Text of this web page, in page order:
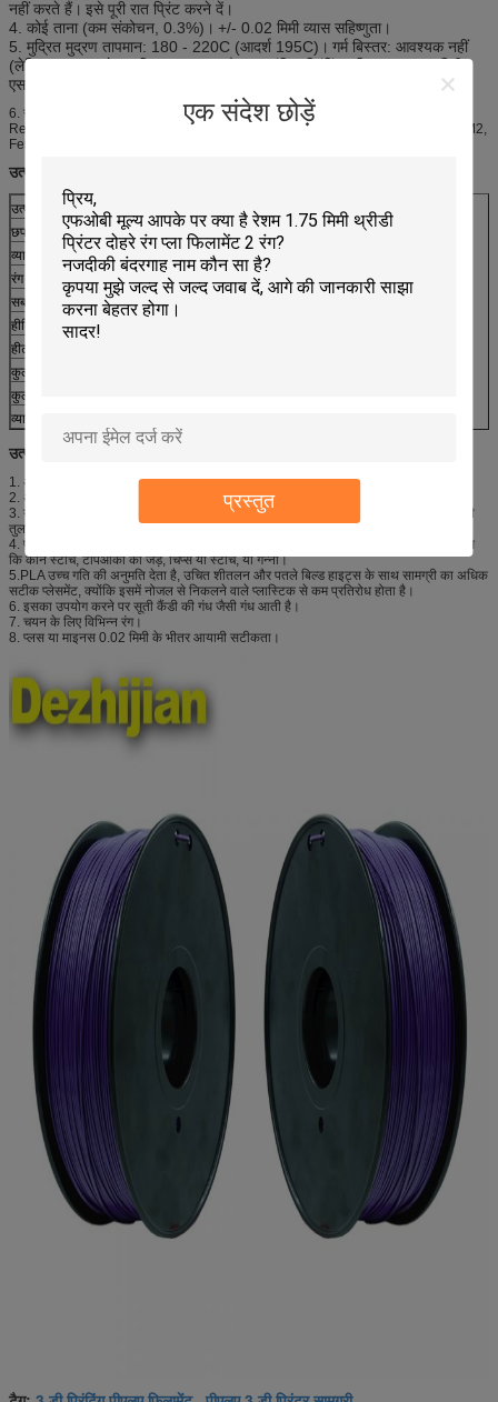
एक संदेश छोड़ें
प्रस्तुत
नहीं करते हैं। इसे पूरी रात प्रिंट करने दें।
4. कोई ताना (कम संकोचन, 0.3%)। +/- 0.02 मिमी व्यास सहिष्णुता।
5. मुद्रित मुद्रण तापमान: 180 - 220C (आदर्श 195C)। गर्म बिस्तर: आवश्यक नहीं
(लेकिन इसका इस्तेमाल किया जा सकता है), अनुशंसित प्रिंटिंग गति: 40 - 120 मिमी /
एस।
6. सबसे आम 3D प्रिंटर के लिए संगत जैसे ROBO 3D, Cubify, Leapfrog, MakerBot,
Reprap, Afinia, UP, Mendel, flashforge, Solidoodle 2, Printrbot LC, MakerG2 M2,
Felix, Reprap, Ultimaker और कोई भी अन्य 3D प्रिंटर
उत्पाद की जानकारी
उत्पाद पैरामीटर
छपाई का तापमान
180-220 ℃
व्यास
1.75 मिमी / 3.0mm
रंग
50 से अधिक
सबसे अच्छा मुद्रण तापमान200 ℃
हीटिंग बिस्तर का तापमान
हीट विरूपण तापमान
कुल भार
कुल भार
व्यास सहिष्णुता
उत्पाद लाभ
1. अच्छी गुणवत्ता पीएलए सामग्री से बना है।
2. अधिकांश 3 डी प्रिंटर के साथ संगत।
3. यह ABS की तुलना में अधिक मजबूत और कठोर है, और सामान्य रूप से मुद्रित वस्तुओं में ABS की
तुलना में अधिक चमकदार रूप और अनुभव होगा।
4. पीएलए एक सामान्य प्रकार का बायोडिग्रेडेबल फिलामेंट है जो अक्षय संसाधनों से प्राप्त होता है, जैसे
कि कॉर्न स्टार्च, टैपिओका की जड़ें, चिप्स या स्टार्च, या गन्ना।
5.PLA उच्च गति की अनुमति देता है, उचित शीतलन और पतले बिल्ड हाइट्स के साथ सामग्री का अधिक
सटीक प्लेसमेंट, क्योंकि इसमें नोजल से निकलने वाले प्लास्टिक से कम प्रतिरोध होता है।
6. इसका उपयोग करने पर सूती कैंडी की गंध जैसी गंध आती है।
7. चयन के लिए विभिन्न रंग।
8. प्लस या माइनस 0.02 मिमी के भीतर आयामी सटीकता।